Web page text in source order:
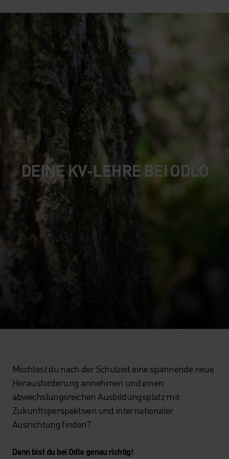
DEINE KV-LEHRE BEI ODLO
Möchtest du nach der Schulzeit eine spannende neue
Herausforderung annehmen und einen
abwechslungsreichen Ausbildungsplatz mit
Zukunftsperspektiven und internationaler
Ausrichtung finden?
Dann bist du bei Odlo genau richtig!